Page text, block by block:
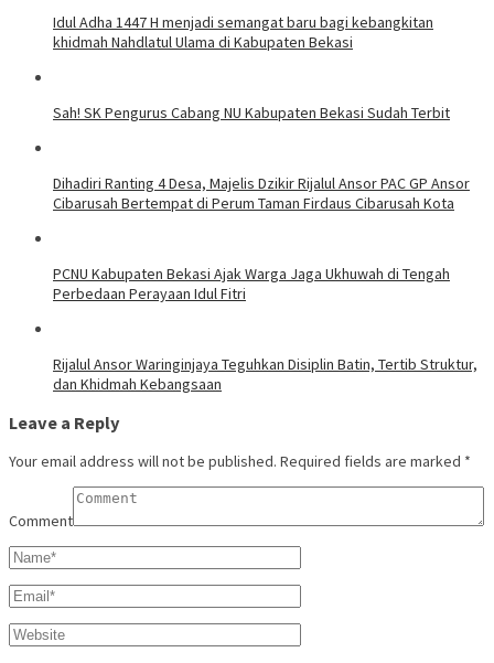
Idul Adha 1447 H menjadi semangat baru bagi kebangkitan
khidmah Nahdlatul Ulama di Kabupaten Bekasi
Sah! SK Pengurus Cabang NU Kabupaten Bekasi Sudah Terbit
Dihadiri Ranting 4 Desa, Majelis Dzikir Rijalul Ansor PAC GP Ansor
Cibarusah Bertempat di Perum Taman Firdaus Cibarusah Kota
PCNU Kabupaten Bekasi Ajak Warga Jaga Ukhuwah di Tengah
Perbedaan Perayaan Idul Fitri
Rijalul Ansor Waringinjaya Teguhkan Disiplin Batin, Tertib Struktur,
dan Khidmah Kebangsaan
Leave a Reply
Your email address will not be published. Required fields are marked *
Comment